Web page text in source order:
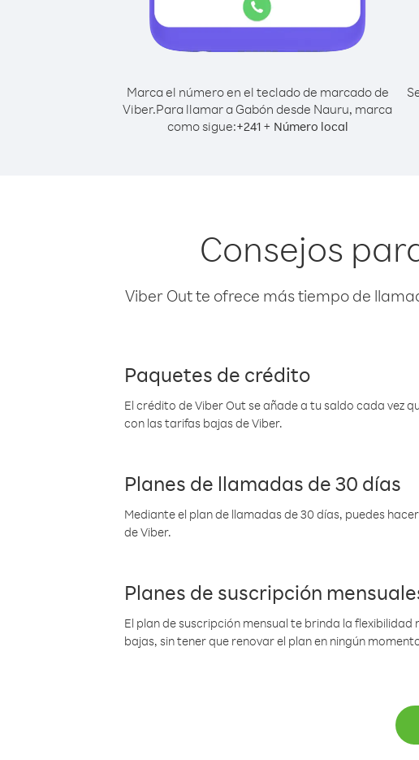
Marca el número en el teclado de marcado de
Viber.Para llamar a Gabón desde Nauru, marca
como sigue:+241+ Número local
Consejos
Viber Out te ofrece más tiempo de
Paquetes de crédito
El crédito de Viber Out se añade a tu saldo cada vez
con las tarifas bajas de Viber.
Planes de llamadas de 30 días
Mediante el plan de llamadas de 30 días, puedes
de Viber.
Planes de suscripción
El plan de suscripción mensual te brinda la
bajas, sin tener que renovar el plan en ningún